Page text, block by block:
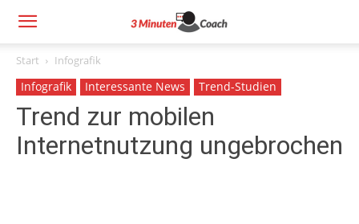
Start Infografik
Infografik Interessante News Trend-Studien
Trend zur mobilen
Internetnutzung ungebrochen